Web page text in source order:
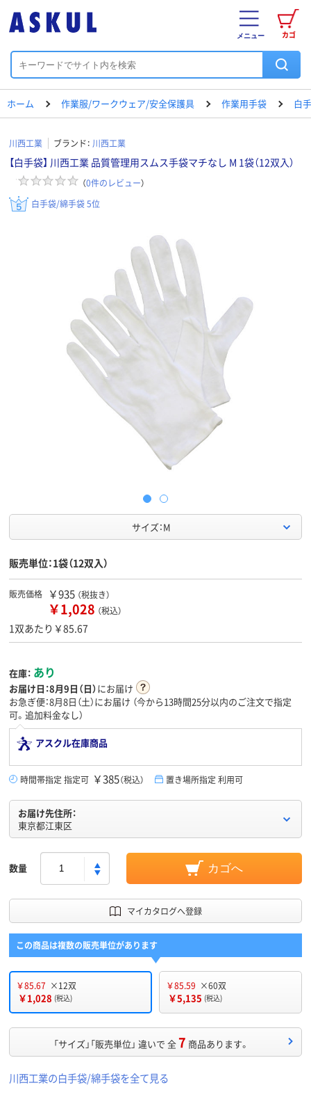
カゴ
メニュー
ホーム 作業服/ワークウェア/安全保護具 作業用手袋 白
川西工業 ブランド： 川西工業
【白手袋】 川西工業 品質管理用スムス手袋マチなし M 1袋（12双入）
（0件のレビュー）
白手袋/綿手袋 5位
サイズ：M
販売単位：1袋（12双入）
販売価格 ￥935 （税抜き）
￥1,028 （税込）
1双あたり￥85.67
在庫： あり
お届け日：8月9日（日）にお届け
お急ぎ便：8月8日（土）にお届け （今から13時間25分以内のご注文で指定
可。追加料金なし）
アスクル在庫商品
時間帯指定 指定可 ￥385（税込） 置き場所指定 利用可
お届け先住所：
東京都江東区
数量 カゴへ
マイカタログへ登録
この商品は複数の販売単位があります
￥85.67 ×12双
￥1,028 (税込)
￥85.59 ×60双
￥5,135 (税込)
「サイズ」「販売単位」 違いで 全7 商品あります。
川西工業の白手袋/綿手袋を全て見る